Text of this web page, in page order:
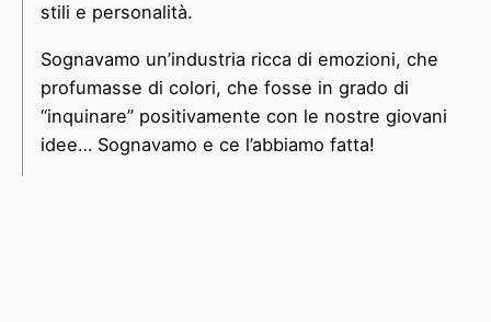
stili e personalità.
Sognavamo un’industria ricca di emozioni, che
profumasse di colori, che fosse in grado di
“inquinare” positivamente con le nostre giovani
idee… Sognavamo e ce l’abbiamo fatta!